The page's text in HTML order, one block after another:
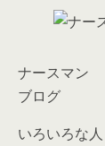
ナースマン
ブログ
いろいろな